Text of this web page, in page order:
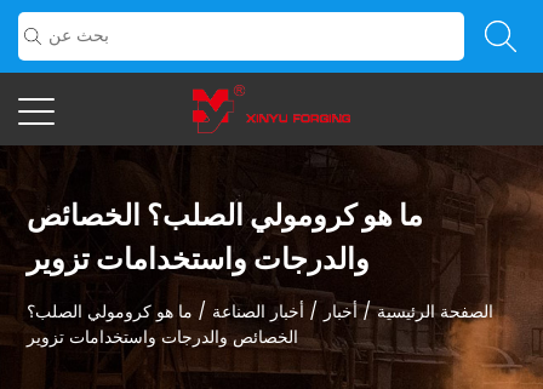
ما هو كرومولي الصلب؟ الخصائص
والدرجات واستخدامات تزوير
الصفحة الرئيسية/أخبار / أخبار الصناعة / ما هو كرومولي الصلب؟
الخصائص والدرجات واستخدامات تزوير